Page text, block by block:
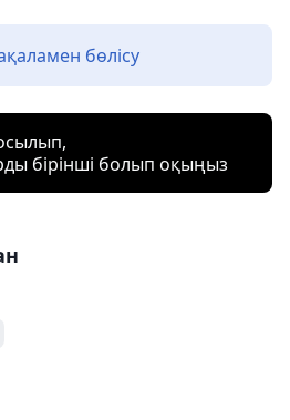
бөлісу
бірінші болып оқыңыз